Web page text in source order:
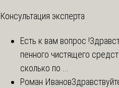
Консультация эксперта
Есть к вам вопрос !
пенного чистящего
сколько по ...
Роман Иванов